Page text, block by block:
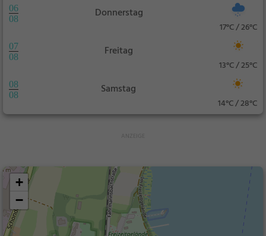
06
08
Donnerstag
17°C / 26°C
07
08
Freitag
13°C / 25°C
08
08
Samstag
14°C / 28°C
+
−